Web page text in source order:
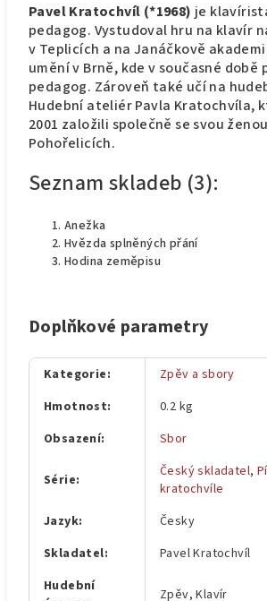
Pavel Kratochvíl (*1968) je
pedagog. Vystudoval hru na klavír
v Teplicích a na Janáčkově
umění v Brně, kde v současné době
pedagog. Zároveň také učí na
Hudební ateliér Pavla Kratochvíla,
2001 založili společně se svou
Pohořelicích.
Seznam skladeb (3):
Anežka
Hvězda splněných přání
Hodina zeměpisu
Doplňkové parametry
Kategorie:
Zpěv a sbory
Hmotnost:
0.2 kg
Obsazení: Sbor
Série: Český skladatel,
kratochvíle
Jazyk:
Česky
Skladatel:
Pavel Kratochvíl
Hudební
Zpěv, Klavír